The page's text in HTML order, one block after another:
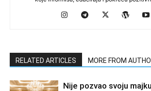
RELATED ARTICLES MORE FROM
Nije pozvao svoju